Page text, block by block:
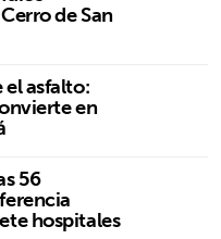
de San
asfalto:
en
56
hospitales